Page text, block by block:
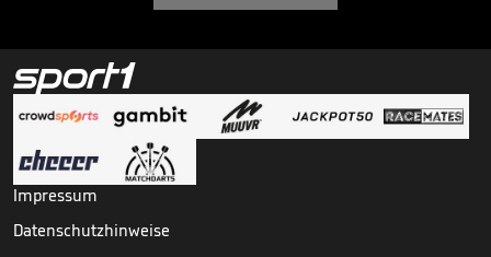
Impressum
Datenschutzhinweise